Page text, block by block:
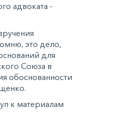
адвоката -
это дело,
для
Союза в
обоснованности
к материалам